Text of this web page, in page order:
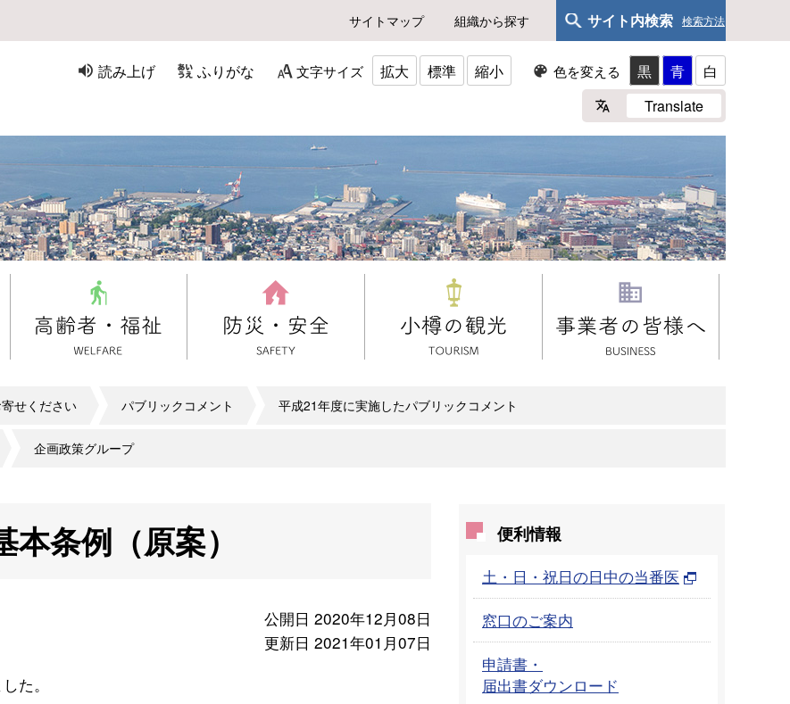
サイトマップ 組織から探す サイト内検索 検索方法
読み上げ ふりがな 文字サイズ 拡大 標準 縮小 色を変える 黒 青
白
Translate
せください パブリックコメント 平成21年度に実施したパブリックコメント
企画政策グループ
本条例（原案）
公開日 2020年12月08日
更新日 2021年01月07日
た。
便利情報
土・日・祝日の日中の当番医
窓口のご案内
申請書・
届出書ダウンロード